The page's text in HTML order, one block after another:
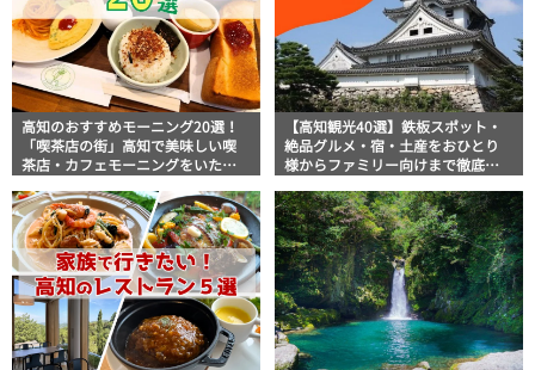
高知のおすすめモーニング20選！
「喫茶店の街」高知で美味しい喫
茶店・カフェモーニングをいただ
【高知観光40選】鉄板スポット・
絶品グルメ・宿・土産をおひとり
様からファミリー向けまで徹底解